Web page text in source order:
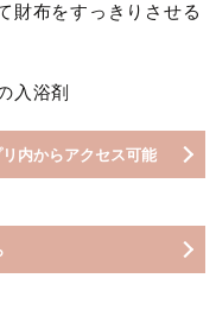
財布をすっきりさせる
入浴剤
内からアクセス可能